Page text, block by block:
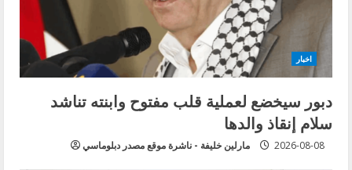
اخبار
دبور سيخضع لعملية قلب مفتوح وابنته تناشد
سلام إنقاذ والدها
مارلين خليفة - ناشرة موقع مصدر دبلوماسي 2026-08-08